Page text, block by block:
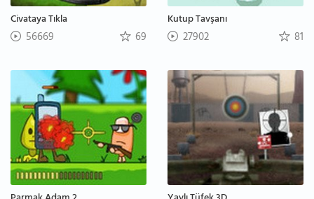
Civataya Tıkla
56669 69
Kutup Tavşanı
27902 81